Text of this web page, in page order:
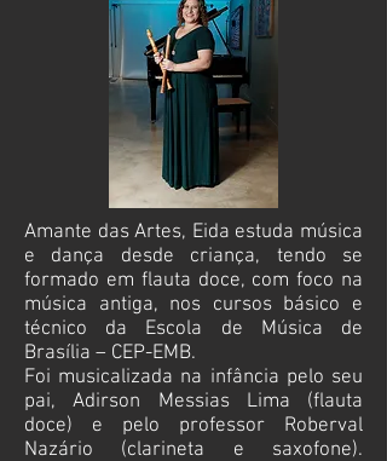
Amante das Artes, Eida estuda música
e dança desde criança, tendo se
formado em flauta doce, com foco na
música antiga, nos cursos básico e
técnico da Escola de Música de
Brasília – CEP-EMB.
Foi musicalizada na infância pelo seu
pai, Adirson Messias Lima (flauta
doce) e pelo professor Roberval
Nazário (clarineta e saxofone).